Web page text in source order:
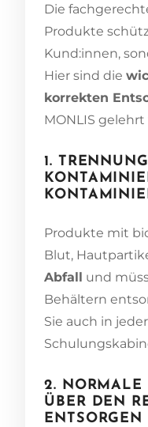
Die
Produkte
Kund:innen,
Hier sind die
korrekten
MONLIS
1.
Produkte mit
Blut,
Abfall und
Behältern
Sie auch in
2. NORMALE
ÜBER DEN
ENTSORGEN